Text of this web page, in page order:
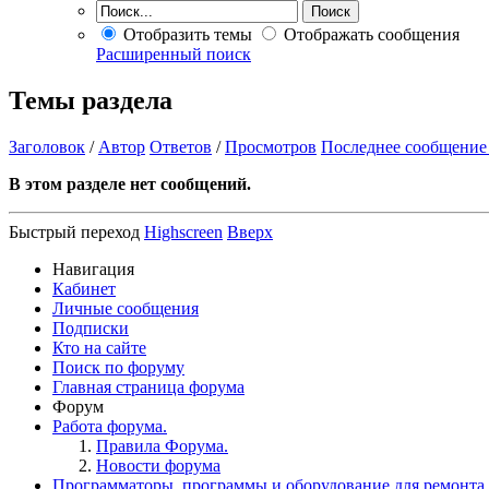
Отобразить темы
Отображать сообщения
Расширенный поиск
Темы раздела
Заголовок / Автор Ответов /Просмотров Последнее сообщение
В этом разделе нет сообщений.
Быстрый переход Highscreen Вверх
Навигация
Кабинет
Личные сообщения
Подписки
Кто на сайте
Поиск по форуму
Главная страница форума
Форум
Работа форума.
Правила Форума.
Новости форума
Программаторы, программы и оборудование для ремонта.